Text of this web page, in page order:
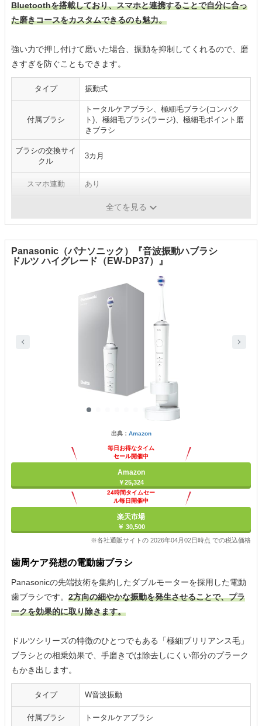
Bluetoothを搭載しており、スマホと連携することで自分に合っ
た磨きコースをカスタムできるのも魅力。
強い力で押し付けて磨いた場合、振動を抑制してくれるので、磨
きすぎを防ぐこともできます。
タイプ 振動式
付属ブラシ
トータルケアブラシ、極細毛ブラシ(コンパク
ト)、極細毛ブラシ(ラージ)、極細毛ポイント磨
きブラシ
ブラシの交換サイ
クル
3カ月
スマホ連動 あり
充電式全てを見る
Panasonic（パナソニック）『音波振動ハブラシ
ドルツ ハイグレード（EW-DP37）』
出典： Amazon
毎日お得なタイム
セール開催中
Amazon
￥25,324
24時間タイムセー
ル毎日開催中
楽天市場
￥ 30,500
※各社通販サイトの 2026年04月02日時点 での税込価格
歯周ケア発想の電動歯ブラシ
Panasonicの先端技術を集約したダブルモーターを採用した電動
歯ブラシです。 2方向の細やかな振動を発生させることで、プラ
ークを効果的に取り除きます。
ドルツシリーズの特徴のひとつでもある「極細ブリリアンス毛」
ブラシとの相乗効果で、手磨きでは除去しにくい部分のプラーク
もかき出します。
タイプ W音波振動
付属ブラシ トータルケアブラシ